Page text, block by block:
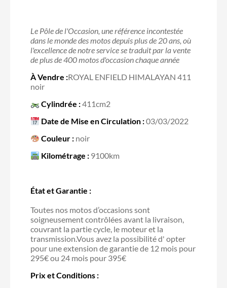
Le Pôle de l'Occasion, une référence incontestée
dans le monde des motos depuis plus de 20 ans, où
l'excellence de notre service se traduit par la vente
de plus de 400 motos d'occasion chaque année
À Vendre :ROYAL ENFIELD HIMALAYAN 411
noir
Cylindrée :411cm2
Date de Mise en Circulation :03/03/2022
Couleur : noir
Kilométrage : 9100km
État et Garantie :
Toutes nos motos d’occasions sont
soigneusement contrôlées avant la livraison,
couvrant la partie cycle, le moteur et la
transmission.Vous avez la possibilité d' opter
pour une extension de garantie de 12 mois pour
295€ ou 24 mois pour 395€
Prix et Conditions :